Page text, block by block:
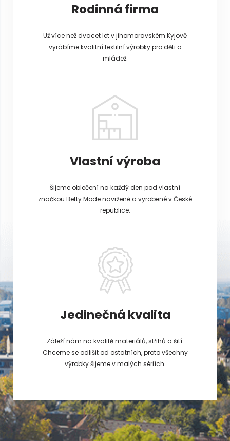
Rodinná firma
Už více než dvacet let v jihomoravském Kyjově
vyrábíme kvalitní textilní výrobky pro děti a
mládež.
Vlastní výroba
Šijeme oblečení na každý den pod vlastní
značkou Betty Mode navržené a vyrobené v České
republice.
Jedinečná kvalita
Záleží nám na kvalitě materiálů, střihů a šití.
Chceme se odlišit od ostatních, proto všechny
výrobky šijeme v malých sériích.